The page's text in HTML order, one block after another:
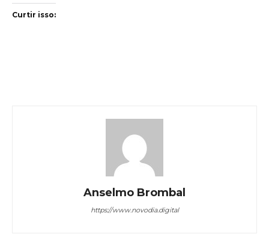
Curtir isso:
Anselmo Brombal
https://www.novodia.digital